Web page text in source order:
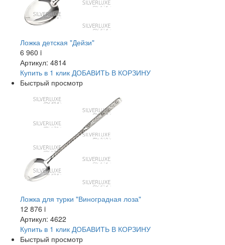
Ложка детская "Дейзи"
6 960 i
Артикул: 4814
Купить в 1 клик ДОБАВИТЬ В КОРЗИНУ
Быстрый просмотр
Ложка для турки "Виноградная лоза"
12 876 i
Артикул: 4622
Купить в 1 клик ДОБАВИТЬ В КОРЗИНУ
Быстрый просмотр